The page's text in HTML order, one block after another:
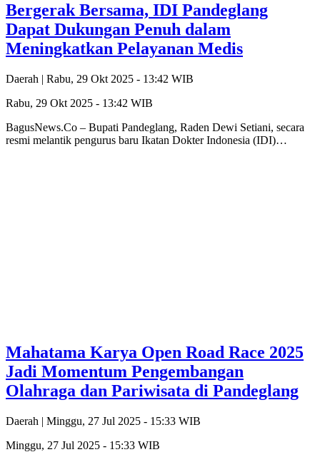
Bergerak Bersama, IDI Pandeglang
Dapat Dukungan Penuh dalam
Meningkatkan Pelayanan Medis
Daerah | Rabu, 29 Okt 2025 - 13:42 WIB
Rabu, 29 Okt 2025 - 13:42 WIB
BagusNews.Co – Bupati Pandeglang, Raden Dewi Setiani, secara
resmi melantik pengurus baru Ikatan Dokter Indonesia (IDI)…
Mahatama Karya Open Road Race 2025
Jadi Momentum Pengembangan
Olahraga dan Pariwisata di Pandeglang
Daerah | Minggu, 27 Jul 2025 - 15:33 WIB
Minggu, 27 Jul 2025 - 15:33 WIB